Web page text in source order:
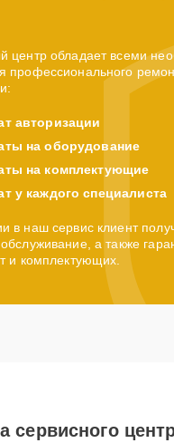
центр обладает всеми
профессионального
авторизации
на оборудование
на комплектующие
у каждого специалиста
в наш сервис клиент
а также
и комплектующих.
сервисного